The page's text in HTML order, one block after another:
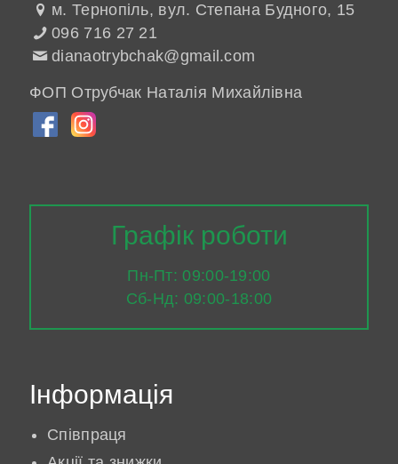
м. Тернопіль, вул. Степана Будного, 15
096 716 27 21
dianaotrybchak@gmail.com
ФОП Отрубчак Наталія Михайлівна
Графік роботи
Пн-Пт: 09:00-19:00
Сб-Нд: 09:00-18:00
Інформація
Співпраця